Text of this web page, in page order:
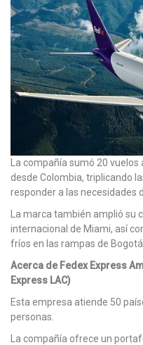
La compañía sumó 20 vuelos
desde Colombia, triplicando
responder a las necesidades
La marca también amplió su
internacional de Miami, así
fríos en las rampas de Bogotá
Acerca de Fedex Express
Express LAC)
Esta empresa atiende 50
personas.
La compañía ofrece un